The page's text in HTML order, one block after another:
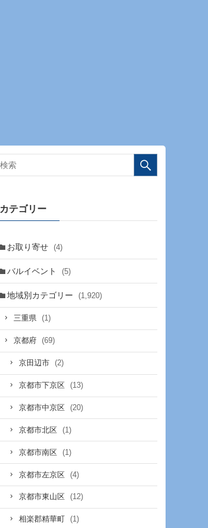
カテゴリー
お取り寄せ (4)
バルイベント (5)
地域別カテゴリー (1,920)
三重県 (1)
京都府 (69)
京田辺市 (2)
京都市下京区 (13)
京都市中京区 (20)
京都市北区 (1)
京都市南区 (1)
京都市左京区 (4)
京都市東山区 (12)
相楽郡精華町 (1)